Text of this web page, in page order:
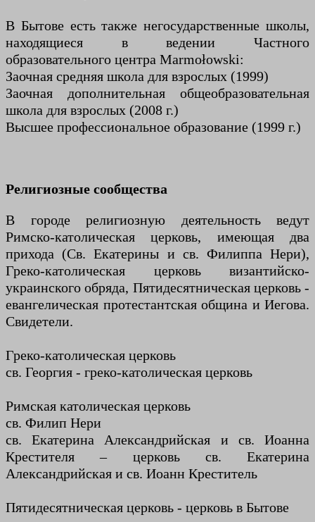
В Бытове есть также негосударственные школы,
находящиеся в ведении Частного
образовательного центра Marmołowski:
Заочная средняя школа для взрослых (1999)
Заочная дополнительная общеобразовательная
школа для взрослых (2008 г.)
Высшее профессиональное образование (1999 г.)
Религиозные сообщества
В городе религиозную деятельность ведут
Римско-католическая церковь, имеющая два
прихода (Св. Екатерины и св. Филиппа Нери),
Греко-католическая церковь византийско-
украинского обряда, Пятидесятническая церковь -
евангелическая протестантская община и Иегова.
Свидетели.
Греко-католическая церковь
св. Георгия - греко-католическая церковь
Римская католическая церковь
св. Филип Нери
св. Екатерина Александрийская и св. Иоанна
Крестителя – церковь св. Екатерина
Александрийская и св. Иоанн Креститель
Пятидесятническая церковь - церковь в Бытове